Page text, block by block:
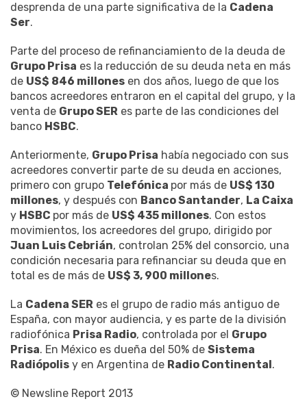
desprenda de una parte significativa de la Cadena
Ser.
Parte del proceso de refinanciamiento de la deuda de
Grupo Prisa es la reducción de su deuda neta en más
de US$ 846 millones en dos años, luego de que los
bancos acreedores entraron en el capital del grupo, y la
venta de Grupo SER es parte de las condiciones del
banco HSBC.
Anteriormente, Grupo Prisa había negociado con sus
acreedores convertir parte de su deuda en acciones,
primero con grupo Telefónica por más de US$ 130
millones, y después con Banco Santander, La Caixa
y HSBC por más de US$ 435 millones. Con estos
movimientos, los acreedores del grupo, dirigido por
Juan Luis Cebrián, controlan 25% del consorcio, una
condición necesaria para refinanciar su deuda que en
total es de más de US$ 3, 900 millones.
La Cadena SER es el grupo de radio más antiguo de
España, con mayor audiencia, y es parte de la división
radiofónica Prisa Radio, controlada por el Grupo
Prisa. En México es dueña del 50% de Sistema
Radiópolis y en Argentina de Radio Continental.
© Newsline Report 2013